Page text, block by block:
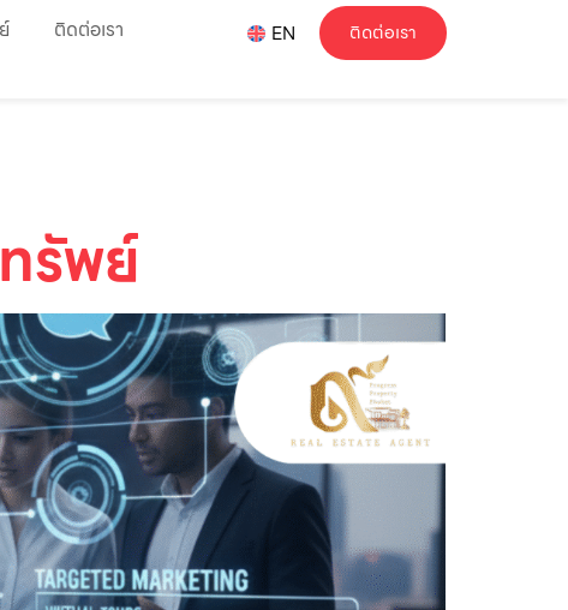
ติดต่อเรา EN ติดต่อเรา
รัพย์